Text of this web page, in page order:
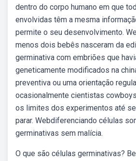
dentro do corpo humano em que
envolvidas têm a mesma
permite o seu desenvolvimento.
menos dois bebês nasceram da
germinativa com embriões que
geneticamente modificados na
preventiva ou uma orientação
ocasionalmente cientistas
os limites dos experimentos até
parar. Webdiferenciando células
germinativas sem malícia.
O que são células germinativas?